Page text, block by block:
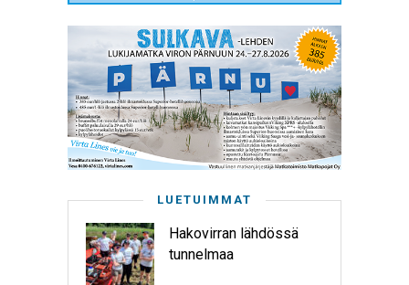
LUETUIMMAT
Hakovirran lähdössä
tunnelmaa